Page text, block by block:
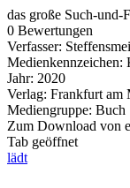
das große Such-und-
0 Bewertungen
Verfasser:
Medienkennzeichen:
Jahr: 2020
Verlag: Frankfurt am
Mediengruppe: Buch
Zum Download von
Tab geöffnet
lädt